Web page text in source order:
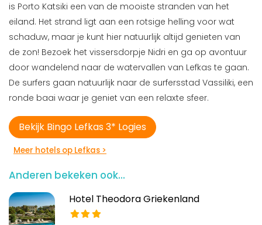
is Porto Katsiki een van de mooiste stranden van het
eiland. Het strand ligt aan een rotsige helling voor wat
schaduw, maar je kunt hier natuurlijk altijd genieten van
de zon! Bezoek het vissersdorpje Nidri en ga op avontuur
door wandelend naar de watervallen van Lefkas te gaan.
De surfers gaan natuurlijk naar de surfersstad Vassiliki, een
ronde baai waar je geniet van een relaxte sfeer.
Bekijk Bingo Lefkas 3* Logies
Meer hotels op Lefkas >
Anderen bekeken ook...
Hotel Theodora Griekenland